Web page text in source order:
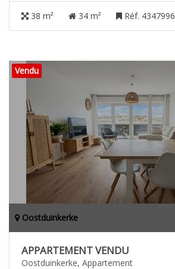
38 m² 34 m² Réf. 4347996
Vendu
Oostduinkerke
APPARTEMENT VENDU
Oostduinkerke, Appartement